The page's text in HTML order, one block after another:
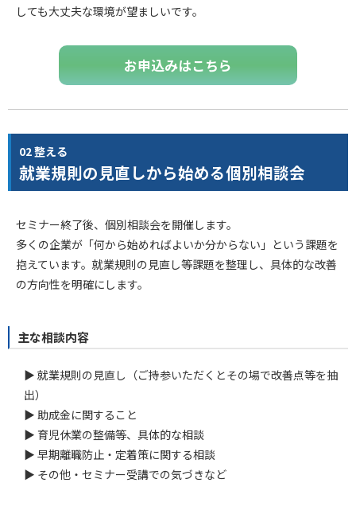
しても大丈夫な環境が望ましいです。
お申込みはこちら
02 整える
就業規則の見直しから始める個別相談会
セミナー終了後、個別相談会を開催します。
多くの企業が「何から始めればよいか分からない」という課題を
抱えています。就業規則の見直し等課題を整理し、具体的な改善
の方向性を明確にします。
主な相談内容
▶ 就業規則の見直し（ご持参いただくとその場で改善点等を抽
出）
▶ 助成金に関すること
▶ 育児休業の整備等、具体的な相談
▶ 早期離職防止・定着策に関する相談
▶ その他・セミナー受講での気づきなど